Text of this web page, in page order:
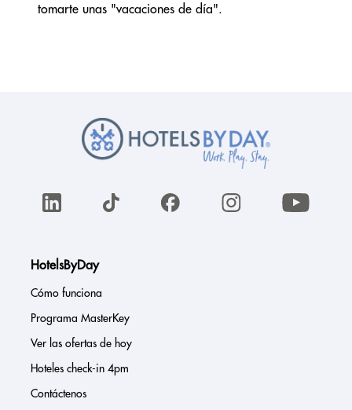
tomarte unas "vacaciones de día".
HotelsByDay
Cómo funciona
Programa MasterKey
Ver las ofertas de hoy
Hoteles check-in 4pm
Contáctenos